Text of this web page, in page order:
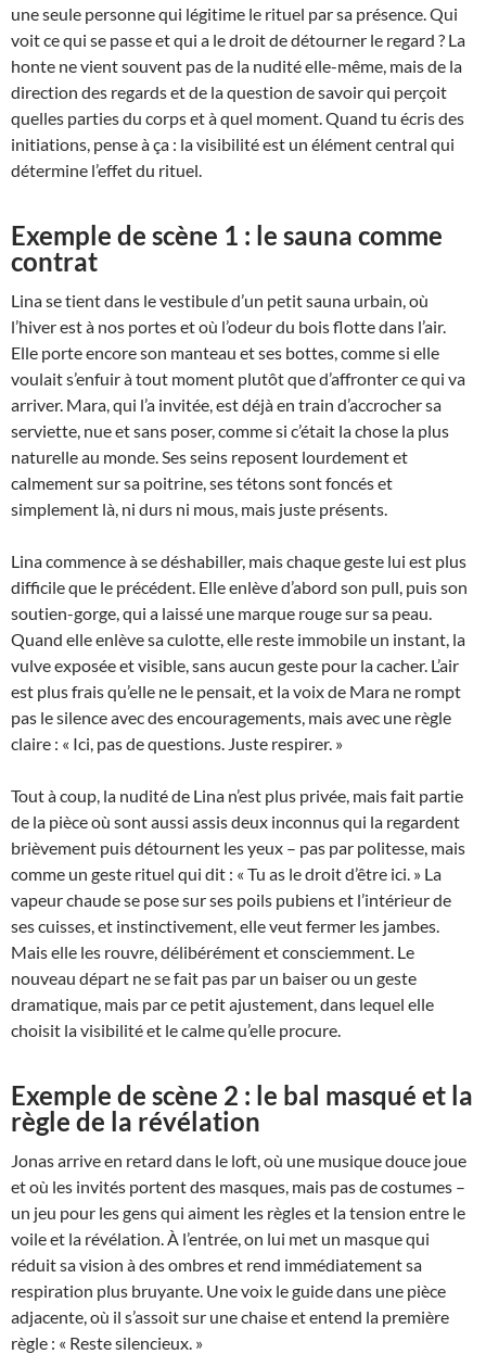
une seule personne qui légitime le rituel par sa présence. Qui
voit ce qui se passe et qui a le droit de détourner le regard ? La
honte ne vient souvent pas de la nudité elle-même, mais de la
direction des regards et de la question de savoir qui perçoit
quelles parties du corps et à quel moment. Quand tu écris des
initiations, pense à ça : la visibilité est un élément central qui
détermine l’effet du rituel.
Exemple de scène 1 : le sauna comme
contrat
Lina se tient dans le vestibule d’un petit sauna urbain, où
l’hiver est à nos portes et où l’odeur du bois flotte dans l’air.
Elle porte encore son manteau et ses bottes, comme si elle
voulait s’enfuir à tout moment plutôt que d’affronter ce qui va
arriver. Mara, qui l’a invitée, est déjà en train d’accrocher sa
serviette, nue et sans poser, comme si c’était la chose la plus
naturelle au monde. Ses seins reposent lourdement et
calmement sur sa poitrine, ses tétons sont foncés et
simplement là, ni durs ni mous, mais juste présents.
Lina commence à se déshabiller, mais chaque geste lui est plus
difficile que le précédent. Elle enlève d’abord son pull, puis son
soutien-gorge, qui a laissé une marque rouge sur sa peau.
Quand elle enlève sa culotte, elle reste immobile un instant, la
vulve exposée et visible, sans aucun geste pour la cacher. L’air
est plus frais qu’elle ne le pensait, et la voix de Mara ne rompt
pas le silence avec des encouragements, mais avec une règle
claire : « Ici, pas de questions. Juste respirer. »
Tout à coup, la nudité de Lina n’est plus privée, mais fait partie
de la pièce où sont aussi assis deux inconnus qui la regardent
brièvement puis détournent les yeux – pas par politesse, mais
comme un geste rituel qui dit : « Tu as le droit d’être ici. » La
vapeur chaude se pose sur ses poils pubiens et l’intérieur de
ses cuisses, et instinctivement, elle veut fermer les jambes.
Mais elle les rouvre, délibérément et consciemment. Le
nouveau départ ne se fait pas par un baiser ou un geste
dramatique, mais par ce petit ajustement, dans lequel elle
choisit la visibilité et le calme qu’elle procure.
Exemple de scène 2 : le bal masqué et la
règle de la révélation
Jonas arrive en retard dans le loft, où une musique douce joue
et où les invités portent des masques, mais pas de costumes –
un jeu pour les gens qui aiment les règles et la tension entre le
voile et la révélation. À l’entrée, on lui met un masque qui
réduit sa vision à des ombres et rend immédiatement sa
respiration plus bruyante. Une voix le guide dans une pièce
adjacente, où il s’assoit sur une chaise et entend la première
règle : « Reste silencieux. »